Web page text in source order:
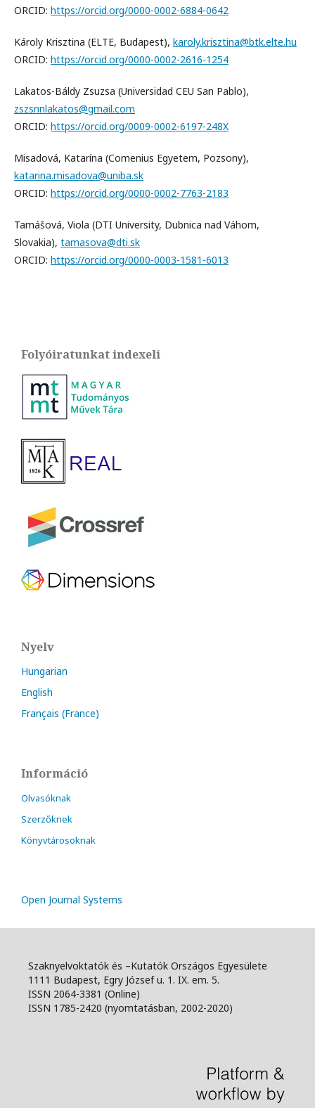
ORCID: https://orcid.org/0000-0002-6884-0642
Károly Krisztina (ELTE, Budapest), karoly.krisztina@btk.elte.hu
ORCID: https://orcid.org/0000-0002-2616-1254
Lakatos-Báldy Zsuzsa (Universidad CEU San Pablo),
zszsnnlakatos@gmail.com
ORCID: https://orcid.org/0009-0002-6197-248X
Misadová, Katarína (Comenius Egyetem, Pozsony),
katarina.misadova@uniba.sk
ORCID: https://orcid.org/0000-0002-7763-2183
Tamášová, Viola (DTI University, Dubnica nad Váhom,
Slovakia), tamasova@dti.sk
ORCID: https://orcid.org/0000-0003-1581-6013
Folyóiratunkat indexeli
Nyelv
Hungarian
English
Français (France)
Információ
Olvasóknak
Szerzőknek
Könyvtárosoknak
Open Journal Systems
Szaknyelvoktatók és –Kutatók Országos Egyesülete
1111 Budapest, Egry József u. 1. IX. em. 5.
ISSN 2064-3381 (Online)
ISSN 1785-2420 (nyomtatásban, 2002-2020)